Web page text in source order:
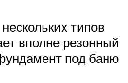
типов
вполне резонный
под баню